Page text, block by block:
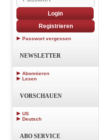
Login
Registrieren
Passwort vergessen
NEWSLETTER
Abonnieren
Lesen
VORSCHAUEN
US
Deutsch
ABO SERVICE